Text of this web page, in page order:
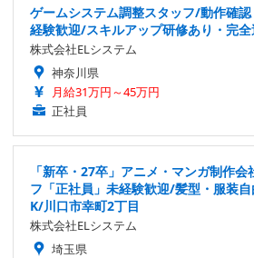
ゲームシステム調整スタッフ/動作確
経験歓迎/スキルアップ研修あり・完
株式会社ELシステム
神奈川県
月給31万円～45万円
正社員
「新卒・27卒」アニメ・マンガ制作
フ「正社員」未経験歓迎/髪型・服装
K/川口市幸町2丁目
株式会社ELシステム
埼玉県